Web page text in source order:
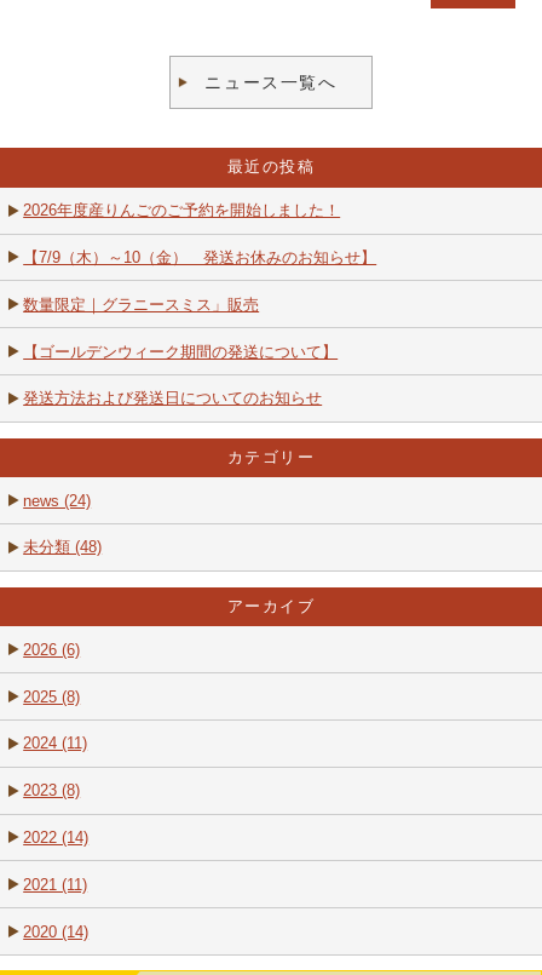
ニュース一覧へ
最近の投稿
2026年度産りんごのご予約を開始しました！
【7/9（木）～10（金） 発送お休みのお知らせ】
数量限定｜グラニースミス」販売
【ゴールデンウィーク期間の発送について】
発送方法および発送日についてのお知らせ
カテゴリー
news (24)
未分類 (48)
アーカイブ
2026 (6)
2025 (8)
2024 (11)
2023 (8)
2022 (14)
2021 (11)
2020 (14)